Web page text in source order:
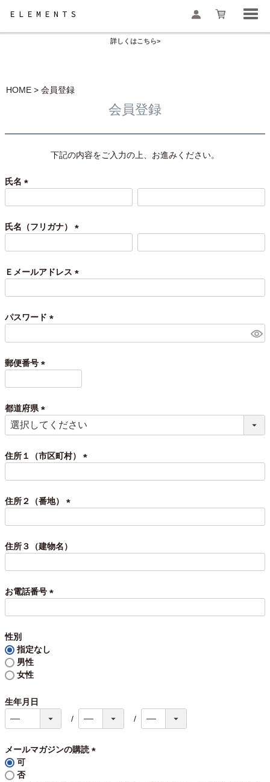
お盆の模様替えは今がおすすめ！
詳しくはこちら>
HOME 会員登録
会員登録
下記の内容をご入力の上、お進みください。
氏名
須
)
氏名（フリガナ）
須
)
Ｅメールアドレス
)
パスワード
必
)
郵便番号
)
都道府県
(
必
須
)
住所１（市区町村）
)
住所２（番地）
須
)
住所３（建物名）
お電話番号
性別
指定なし
男性
女性
生年月日
メールマガジンの購読
可
否